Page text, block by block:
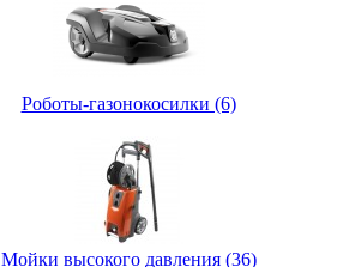
Роботы-газонокосилки (6)
Мойки высокого давления (36)